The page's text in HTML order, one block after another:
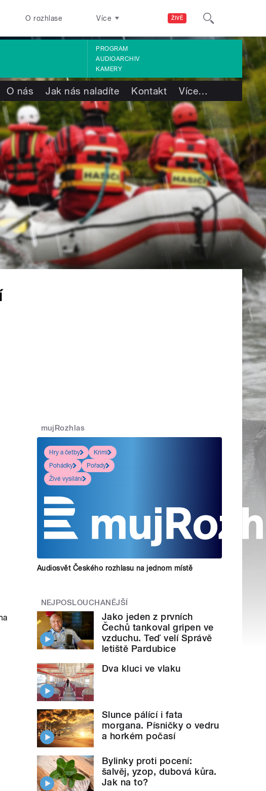
ŽIVĚ
O rozhlase Více
PROGRAM
AUDIOARCHIV
KAMERY
O nás Jak nás naladíte Kontakt Více…
mujRozhlas
Hry a četby
Krimi
Pohádky
Pořady
Živé vysílání
Audiosvět Českého rozhlasu na jednom místě
NEJPOSLOUCHANĚJŠÍ
Jako jeden z prvních
Čechů tankoval gripen ve
vzduchu. Teď velí Správě
letiště Pardubice
Dva kluci ve vlaku
Slunce pálící i fata
morgana. Písničky o vedru
a horkém počasí
Bylinky proti pocení:
šalvěj, yzop, dubová kůra.
Jak na to?